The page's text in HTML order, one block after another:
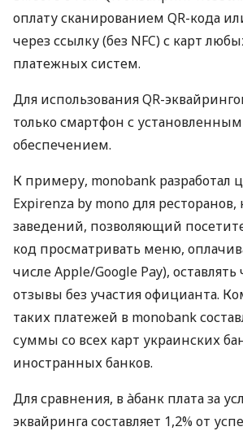
оплату сканированием QR-кода
через ссылку (без NFC) с карт
платежных систем.
Для использования QR-
только смартфон с
обеспечением.
К примеру, monobank разработал
Expirenza by mono для ресторанов,
заведений, позволяющий
код просматривать меню,
числе Apple/Google Pay),
отзывы без участия официанта.
таких платежей в monobank
суммы со всех карт украинских
иностранных банков.
Для сравнения, в àбанк плата за
эквайринга составляет 1,2% от